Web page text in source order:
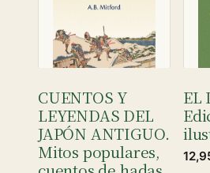
CUENTOS Y
LEYENDAS DEL
JAPÓN ANTIGUO.
Mitos populares,
EL